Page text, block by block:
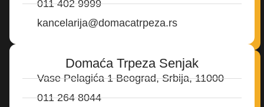
011 402 9999
kancelarija@domacatrpeza.rs
Domaća Trpeza Senjak
Vase Pelagića 1 Beograd, Srbija, 11000
011 264 8044